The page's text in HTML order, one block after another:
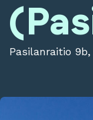
Pasilanraitio